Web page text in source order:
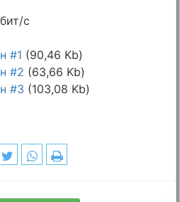
с
#1 (90,46 Kb)
#2 (63,66 Kb)
#3 (103,08 Kb)